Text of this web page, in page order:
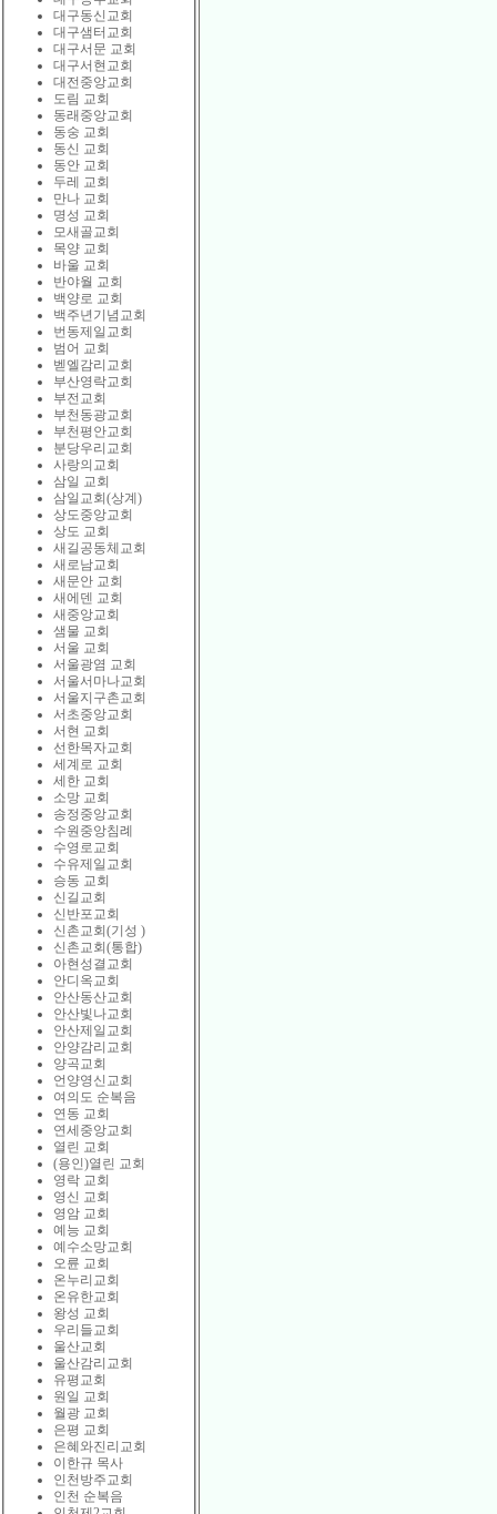
대구동신교회
대구샘터교회
대구서문 교회
대구서현교회
대전중앙교회
도림 교회
동래중앙교회
동숭 교회
동신 교회
동안 교회
두레 교회
만나 교회
명성 교회
모새골교회
목양 교회
바울 교회
반야월 교회
백양로 교회
백주년기념교회
번동제일교회
범어 교회
벧엘감리교회
부산영락교회
부전교회
부천동광교회
부천평안교회
분당우리교회
사랑의교회
삼일 교회
삼일교회(상계)
상도중앙교회
상도 교회
새길공동체교회
새로남교회
새문안 교회
새에덴 교회
새중앙교회
샘물 교회
서울 교회
서울광염 교회
서울서마나교회
서울지구촌교회
서초중앙교회
서현 교회
선한목자교회
세계로 교회
세한 교회
소망 교회
송정중앙교회
수원중앙침례
수영로교회
수유제일교회
승동 교회
신길교회
신반포교회
신촌교회(기성 )
신촌교회(통합)
아현성결교회
안디옥교회
안산동산교회
안산빛나교회
안산제일교회
안양감리교회
양곡교회
언양영신교회
여의도 순복음
연동 교회
연세중앙교회
열린 교회
(용인)열린 교회
영락 교회
영신 교회
영암 교회
예능 교회
예수소망교회
오륜 교회
온누리교회
온유한교회
왕성 교회
우리들교회
울산교회
울산감리교회
유평교회
원일 교회
월광 교회
은평 교회
은혜와진리교회
이한규 목사
인천방주교회
인천 순복음